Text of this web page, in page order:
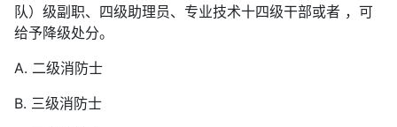
队）级副职、四级助理员、专业技术十四级干部或者 ，可
给予降级处分。
A. 二级消防士
B. 三级消防士